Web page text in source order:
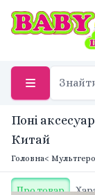
Поні
Китай
Головна<
Про товар